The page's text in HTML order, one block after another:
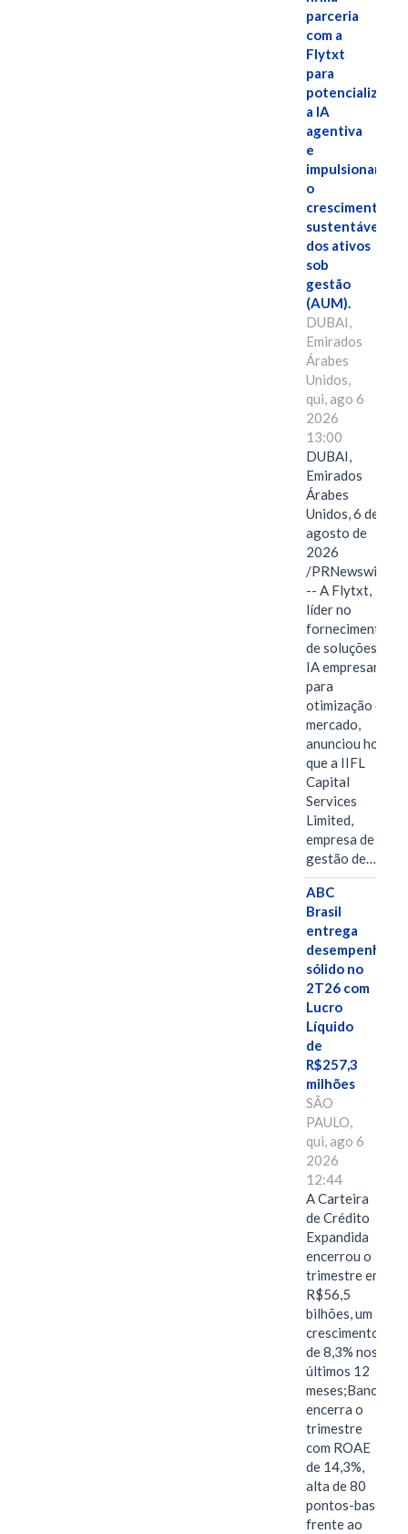
parceria
com a
Flytxt
para
potencializar
a IA
agentiva
e
impulsionar
o
crescimento
sustentável
dos ativos
sob
gestão
(AUM).
DUBAI,
Emirados
Árabes
Unidos,
qui, ago 6
2026
13:00
DUBAI,
Emirados
Árabes
Unidos, 6 de
agosto de
2026
/PRNewswire/
-- A Flytxt,
líder no
fornecimento
de soluções de
IA empresarial
para
otimização de
mercado,
anunciou hoje
que a IIFL
Capital
Services
Limited,
empresa de
gestão de…
ABC
Brasil
entrega
desempenho
sólido no
2T26 com
Lucro
Líquido
de
R$257,3
milhões
SÃO
PAULO,
qui, ago 6
2026
12:44
A Carteira
de Crédito
Expandida
encerrou o
trimestre em
R$56,5
bilhões, um
crescimento
de 8,3% nos
últimos 12
meses;Banco
encerra o
trimestre
com ROAE
de 14,3%,
alta de 80
pontos-base
frente ao